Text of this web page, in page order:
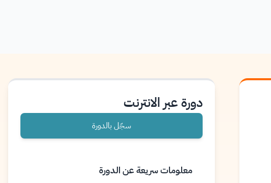
دورة عبر الانترنت
سجّل بالدورة
معلومات سريعة عن الدورة